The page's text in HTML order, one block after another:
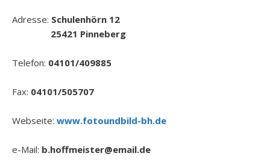
Adresse: Schulenhörn 12
25421 Pinneberg
Telefon: 04101/409885
Fax: 04101/505707
Webseite: www.fotoundbild-bh.de
e-Mail: b.hoffmeister@email.de